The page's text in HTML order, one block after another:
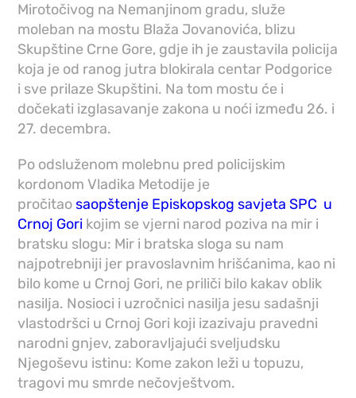
Mirotočivog na Nemanjinom gradu, služe
moleban na mostu Blaža Jovanovića, blizu
Skupštine Crne Gore, gdje ih je zaustavila policija
koja je od ranog jutra blokirala centar Podgorice
i sve prilaze Skupštini. Na tom mostu će i
dočekati izglasavanje zakona u noći između 26. i
27. decembra.
Po odsluženom molebnu pred policijskim
kordonom Vladika Metodije je
pročitao saopštenje Episkopskog savjeta SPC u
Crnoj Gori kojim se vjerni narod poziva na mir i
bratsku slogu: Mir i bratska sloga su nam
najpotrebniji jer pravoslavnim hrišćanima, kao ni
bilo kome u Crnoj Gori, ne priliči bilo kakav oblik
nasilja. Nosioci i uzročnici nasilja jesu sadašnji
vlastodršci u Crnoj Gori koji izazivaju pravedni
narodni gnjev, zaboravljajući sveljudsku
Njegoševu istinu: Kome zakon leži u topuzu,
tragovi mu smrde nečovještvom.